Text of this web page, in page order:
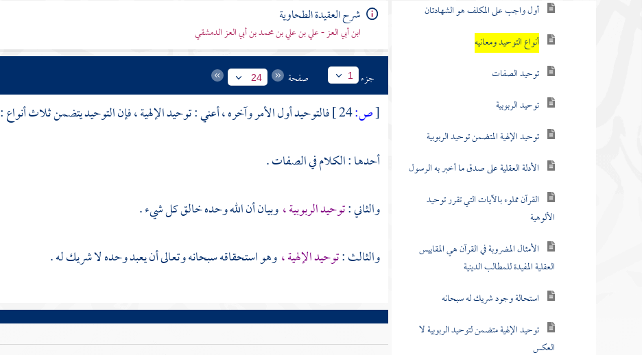
أول واجب على المكلف هو الشهادتان
أنواع التوحيد ومعانيه
توحيد الصفات
توحيد الربوبية
توحيد الإلهية المتضمن توحيد الربوبية
الأدلة العقلية على صدق ما أخبر به الرسول
القرآن مملوء بالآيات التي تقرر توحيد
الألوهية
الأمثال المضروبة في القرآن هي المقاييس
العقلية المفيدة للمطالب الدينية
استحالة وجود شريك له سبحانه
توحيد الإلهية متضمن لتوحيد الربوبية لا
العكس
شرح العقيدة الطحاوية
ابن أبي العز - علي بن علي بن محمد بن أبي العز الدمشقي
جزء 1 صفحة 24
[ص:
فالتوحيد أول الأمر وآخره ، أعني : توحيد الإلهية ، فإن التوحيد يتضمن ثلاث أنواع :
أحدها : الكلام في الصفات .
والثاني :توحيد الربوبية ،وبيان أن الله وحده خالق كل شيء .
والثالث :توحيد الإلهية ،وهو استحقاقه سبحانه وتعالى أن يعبد وحده لا شريك له .